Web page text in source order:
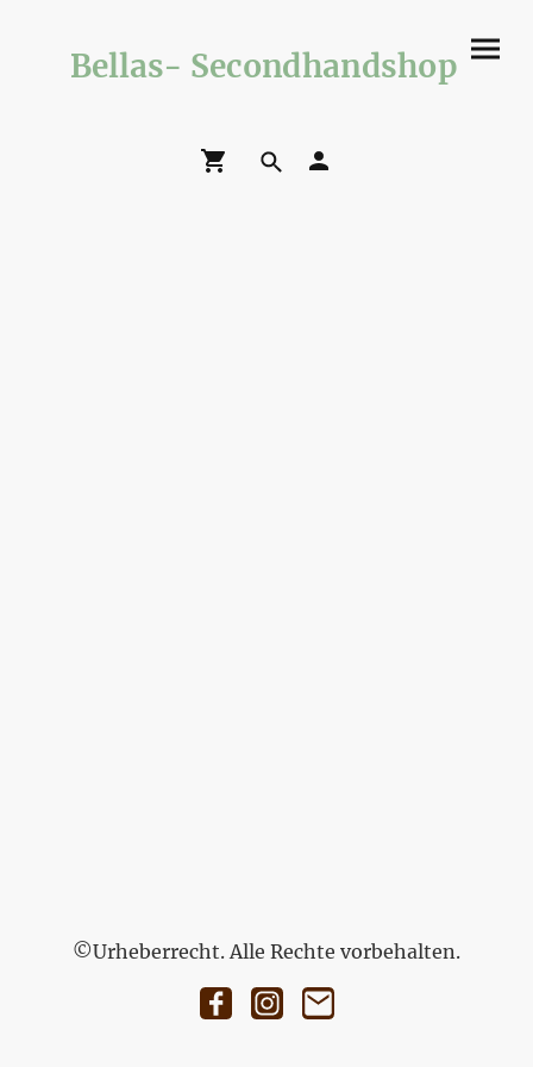
Bellas- Secondhandshop
©Urheberrecht. Alle Rechte vorbehalten.